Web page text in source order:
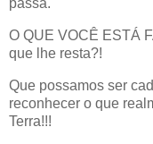
passa.
O QUE VOCÊ ESTÁ
que lhe resta?!
Que possamos ser
reconhecer o que
Terra!!!